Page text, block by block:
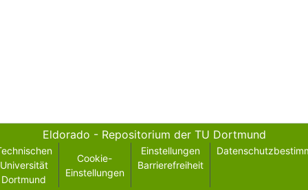
Eldorado - Repositorium der TU Dortmund
Universität
Dortmund
Cookie-
Einstellungen
Einstellungen
Barrierefreiheit